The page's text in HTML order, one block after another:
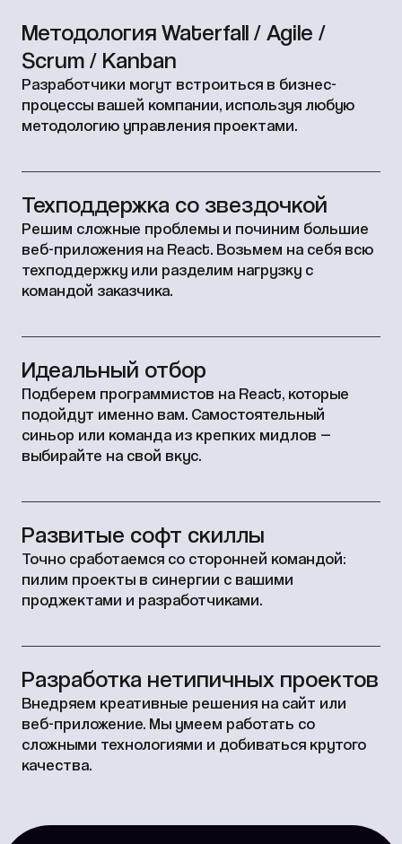
Методология Waterfall / Agile /
Scrum / Kanban
Разработчики могут встроиться в бизнес-
процессы вашей компании, используя любую
методологию управления проектами.
Техподдержка со звездочкой
Решим сложные проблемы и починим большие
веб-приложения на React. Возьмем на себя всю
техподдержку или разделим нагрузку с
командой заказчика.
Идеальный отбор
Подберем программистов на React, которые
подойдут именно вам. Самостоятельный
синьор или команда из крепких мидлов —
выбирайте на свой вкус.
Развитые софт скиллы
Точно сработаемся со сторонней командой:
пилим проекты в синергии с вашими
проджектами и разработчиками.
Разработка нетипичных проектов
Внедряем креативные решения на сайт или
веб-приложение. Мы умеем работать со
сложными технологиями и добиваться крутого
качества.